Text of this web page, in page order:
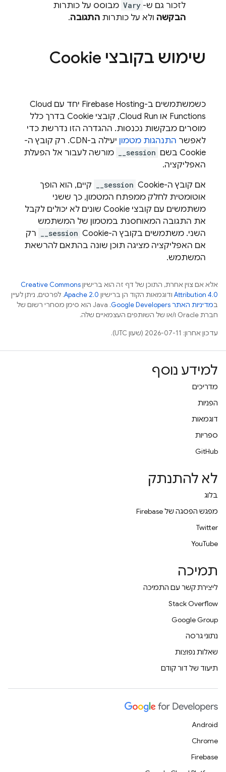
לזכור גם ש- Vary מבוסס על כותרות
הבקשה ולא על כותרותהתגובה.
שימוש בקובצי Cookie
כשמשתמשים ב-Firebase Hosting יחד עם Cloud
Functions או Cloud Run
, קובצי Cookie בדרך כלל
מוסרים מבקשות נכנסות. ההגדרה הזו נדרשת כדי
לאפשר התנהגות מטמון
יעילה ב-CDN. רק קובץ ה-
Cookie בשם
__session
מורשה לעבור אל הפעלת
האפליקציה.
אם קובץ ה-Cookie
__session
קיים, הוא הופך
אוטומטית לחלק ממפתח המטמון, כך ששני
משתמשים עם קובצי Cookie שונים לא יכולים לקבל
את התגובה המאוחסנת במטמון של המשתמש
השני. משתמשים בקובץ ה-Cookie‏
__session
רק
אם האפליקציה מציגה תוכן שונה בהתאם להרשאת
המשתמש.
אלא אם צוין אחרת, התוכן של דף זה הוא ברישיוןCreative Commons
Attribution 4.0 ודוגמאות הקוד הן ברישיון Apache 2.0. לפרטים, ניתן לעיין
במדיניות האתר Google Developers‏
.‏ Java הוא סימן מסחרי רשום של
חברת Oracle ו/או של השותפים העצמאיים שלה.
עדכון אחרון: 2026-07-11 (שעון UTC).
למידע נוסף
מדריכים
הפניות
דוגמאות
ספריות
GitHub
לא להתנתק
בלוג
מפגש הפסגה של Firebase
Twitter
YouTube
תמיכה
ליצירת קשר עם התמיכה
Stack Overflow
Google Group
נתוני גרסה
שאלות נפוצות
תיעוד של דור קודם
Android
Chrome
Firebase